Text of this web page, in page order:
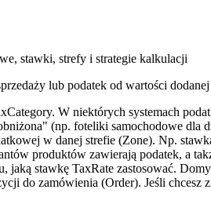
stawki, strefy i strategie kalkulacji
lub podatek od wartości
W niektórych systemach
(np. foteliki samochodowe dla
w danej strefie (Zone). Np.
produktów zawierają podatek, a
stawkę TaxRate zastosować.
do zamówienia (Order). Jeśli